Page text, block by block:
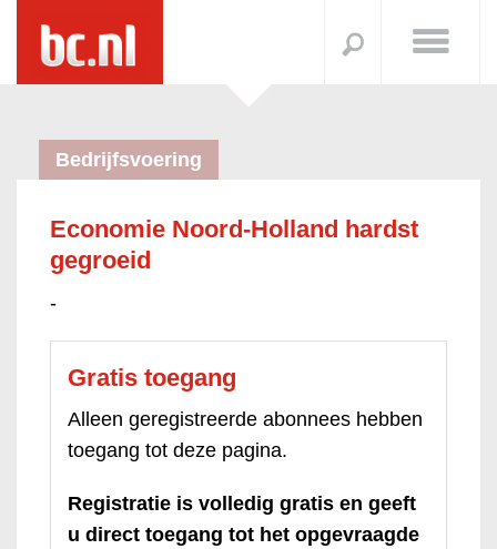
Bedrijfsvoering
Economie Noord-Holland hardst
gegroeid
-
Gratis toegang
Alleen geregistreerde abonnees hebben
toegang tot deze pagina.
Registratie is volledig gratis en geeft
u direct toegang tot het opgevraagde